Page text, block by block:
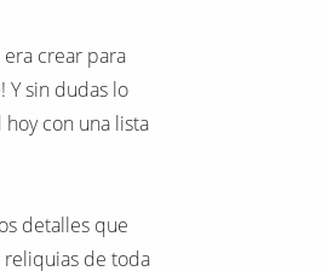
crear para
Y sin dudas lo
con una lista
detalles que
de toda